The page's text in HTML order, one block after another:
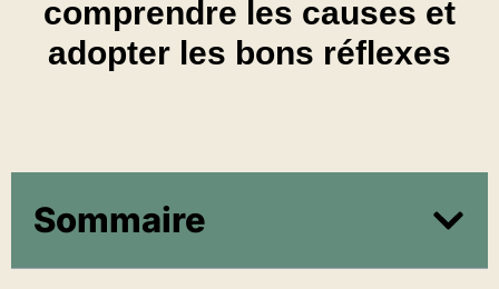
comprendre les causes et
adopter les bons réflexes
Sommaire